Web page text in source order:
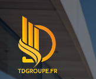
au
contenu